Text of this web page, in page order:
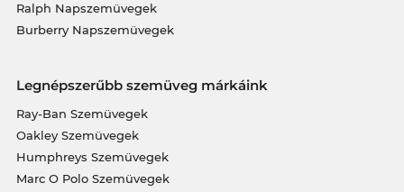
Ralph Napszemüvegek
Burberry Napszemüvegek
Legnépszerűbb szemüveg márkáink
Ray-Ban Szemüvegek
Oakley Szemüvegek
Humphreys Szemüvegek
Marc O Polo Szemüvegek